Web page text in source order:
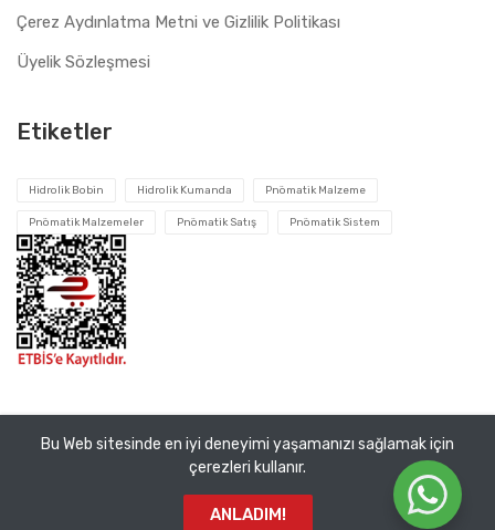
Çerez Aydınlatma Metni ve Gizlilik Politikası
Üyelik Sözleşmesi
Etiketler
Hidrolik Bobin Hidrolik Kumanda Pnömatik Malzeme
Pnömatik Malzemeler Pnömatik Satış Pnömatik Sistem
Tüm hakları saklıdır © Pnomatik Valf2026. VEMA Pnömatik
San. ve Tic. A.Ş.
Bu Web sitesinde en iyi deneyimi yaşamanızı sağlamak için
çerezleri kullanır.
ANLADIM!